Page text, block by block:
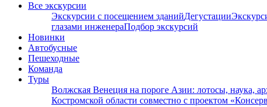
Все экскурсии
Экскурсии с посещением зданийДегустации
глазами инженераПодбор экскурсий
Новинки
Автобусные
Пешеходные
Команда
Туры
Волжская Венеция на пороге Азии: лотосы, наука,
Костромской области совместно с проектом